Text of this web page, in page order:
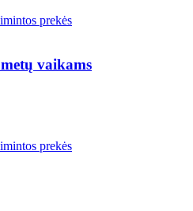
prekės
vaikams
prekės